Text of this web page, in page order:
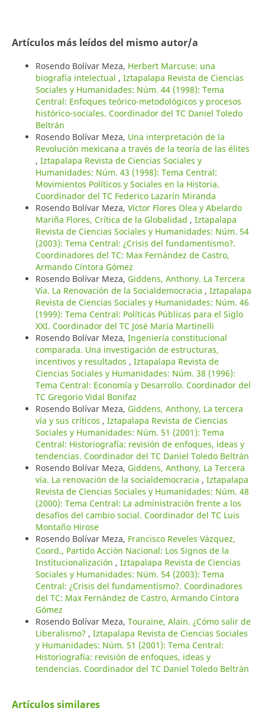
Artículos más leídos del mismo autor/a
Rosendo Bolívar Meza, Herbert Marcuse: una
biografía intelectual , Iztapalapa Revista de Ciencias
Sociales y Humanidades: Núm. 44 (1998): Tema
Central: Enfoques teórico-metodológicos y procesos
histórico-sociales. Coordinador del TC Daniel Toledo
Beltrán
Rosendo Bolívar Meza, Una interpretación de la
Revolución mexicana a través de la teoría de las élites
, Iztapalapa Revista de Ciencias Sociales y
Humanidades: Núm. 43 (1998): Tema Central:
Movimientos Políticos y Sociales en la Historia.
Coordinador del TC Federico Lazarín Miranda
Rosendo Bolívar Meza, Víctor Flores Olea y Abelardo
Mariña Flores, Crítica de la Globalidad , Iztapalapa
Revista de Ciencias Sociales y Humanidades: Núm. 54
(2003): Tema Central: ¿Crisis del fundamentismo?.
Coordinadores del TC: Max Fernández de Castro,
Armando Cíntora Gómez
Rosendo Bolívar Meza, Giddens, Anthony. La Tercera
Vía. La Renovación de la Socialdemocracia , Iztapalapa
Revista de Ciencias Sociales y Humanidades: Núm. 46
(1999): Tema Central: Políticas Públicas para el Siglo
XXI. Coordinador del TC José María Martinelli
Rosendo Bolívar Meza, Ingeniería constitucional
comparada. Una investigación de estructuras,
incentivos y resultados , Iztapalapa Revista de
Ciencias Sociales y Humanidades: Núm. 38 (1996):
Tema Central: Economía y Desarrollo. Coordinador del
TC Gregorio Vidal Bonifaz
Rosendo Bolívar Meza, Giddens, Anthony, La tercera
vía y sus críticos , Iztapalapa Revista de Ciencias
Sociales y Humanidades: Núm. 51 (2001): Tema
Central: Historiografía: revisión de enfoques, ideas y
tendencias. Coordinador del TC Daniel Toledo Beltrán
Rosendo Bolívar Meza, Giddens, Anthony, La Tercera
vía. La renovación de la socialdemocracia , Iztapalapa
Revista de Ciencias Sociales y Humanidades: Núm. 48
(2000): Tema Central: La administración frente a los
desafíos del cambio social. Coordinador del TC Luis
Montaño Hirose
Rosendo Bolívar Meza, Francisco Reveles Vázquez,
Coord., Partido Acción Nacional: Los Signos de la
Institucionalización , Iztapalapa Revista de Ciencias
Sociales y Humanidades: Núm. 54 (2003): Tema
Central: ¿Crisis del fundamentismo?. Coordinadores
del TC: Max Fernández de Castro, Armando Cíntora
Gómez
Rosendo Bolívar Meza, Touraine, Alain. ¿Cómo salir de
Liberalismo? , Iztapalapa Revista de Ciencias Sociales
y Humanidades: Núm. 51 (2001): Tema Central:
Historiografía: revisión de enfoques, ideas y
tendencias. Coordinador del TC Daniel Toledo Beltrán
Artículos similares